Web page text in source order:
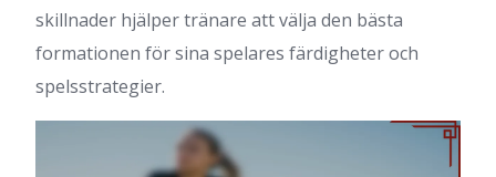
skillnader hjälper tränare att välja den bästa
formationen för sina spelares färdigheter och
spelsstrategier.